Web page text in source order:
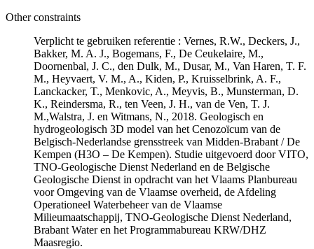
Other constraints
Verplicht te gebruiken referentie : Vernes, R.W., Deckers, J.,
Bakker, M. A. J., Bogemans, F., De Ceukelaire, M.,
Doornenbal, J. C., den Dulk, M., Dusar, M., Van Haren, T. F.
M., Heyvaert, V. M., A., Kiden, P., Kruisselbrink, A. F.,
Lanckacker, T., Menkovic, A., Meyvis, B., Munsterman, D.
K., Reindersma, R., ten Veen, J. H., van de Ven, T. J.
M.,Walstra, J. en Witmans, N., 2018. Geologisch en
hydrogeologisch 3D model van het Cenozoïcum van de
Belgisch-Nederlandse grensstreek van Midden-Brabant / De
Kempen (H3O – De Kempen). Studie uitgevoerd door VITO,
TNO-Geologische Dienst Nederland en de Belgische
Geologische Dienst in opdracht van het Vlaams Planbureau
voor Omgeving van de Vlaamse overheid, de Afdeling
Operationeel Waterbeheer van de Vlaamse
Milieumaatschappij, TNO-Geologische Dienst Nederland,
Brabant Water en het Programmabureau KRW/DHZ
Maasregio.